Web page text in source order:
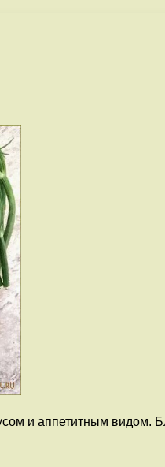
и аппетитным видом.